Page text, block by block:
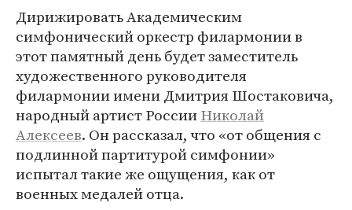
Дирижировать Академическим
симфонический оркестр филармонии в
этот памятный день будет заместитель
художественного руководителя
филармонии имени Дмитрия Шостаковича,
народный артист РоссииНиколай
Алексеев. Он рассказал, что «от общения с
подлинной партитурой симфонии»
испытал такие же ощущения, как от
военных медалей отца.